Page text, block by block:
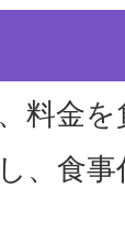
料金
し、食